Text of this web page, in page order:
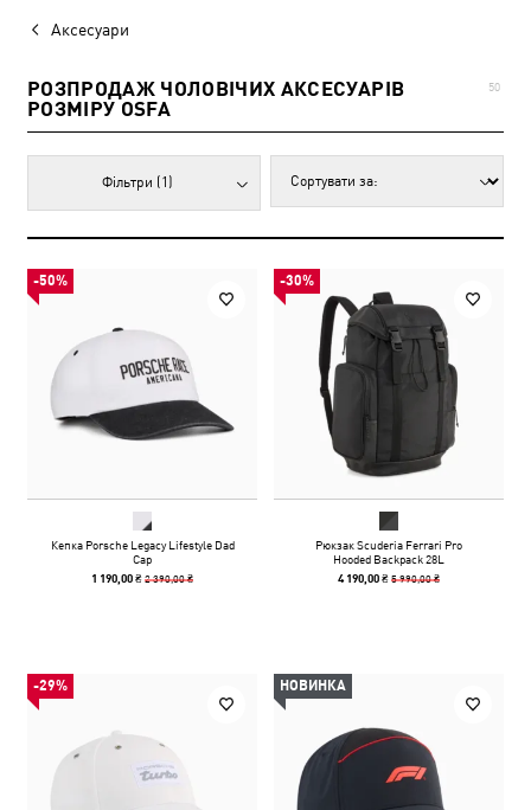
Аксесуари
РОЗПРОДАЖ ЧОЛОВІЧИХ АКСЕСУАРІВ
РОЗМІРУ OSFA
50
Фільтри (1)
-50%
Кепка Porsche Legacy Lifestyle Dad
Cap
1 190,00 ₴2 390,00 ₴
-30%
Рюкзак Scuderia Ferrari Pro
Hooded Backpack 28L
4 190,00 ₴5 990,00 ₴
-29% НОВИНКА